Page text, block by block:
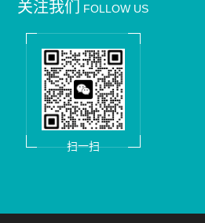
关注我们 FOLLOW US
扫一扫